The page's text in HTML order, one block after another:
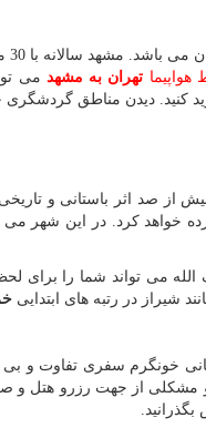
هواپیما تهران به مشهد می
کنید. دیدن مناطق
از صد اثر باستانی و
خواهد کرد. در این شهر می
می تواند شما را برای
شیراز در رتبه های ابتدایی
خونگرم سفری تفاوت و بی
و مشکلی از جهت رزرو هتل و